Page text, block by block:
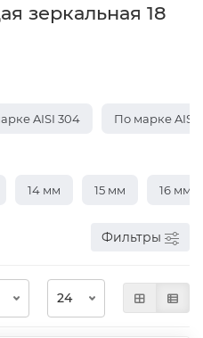
зеркальная 18
AISI 304 По марке AISI
14 мм 15 мм 16 мм
Фильтры